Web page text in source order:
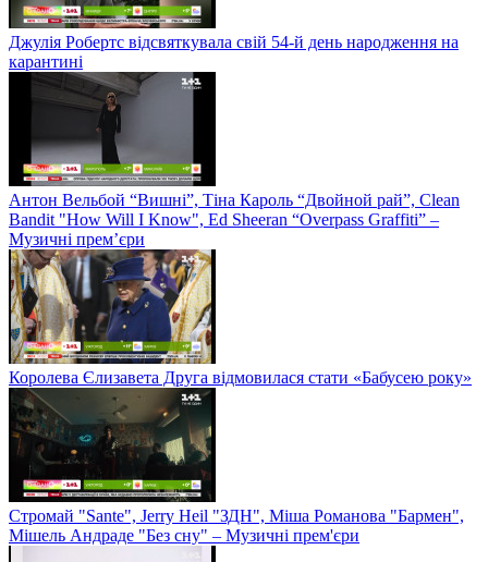
Джулія Робертс відсвяткувала свій 54-й день народження на
карантині
Антон Вельбой “Вишні”, Тіна Кароль “Двойной рай”, Clean
Bandit "How Will I Know", Ed Sheeran “Overpass Graffiti” –
Музичні прем’єри
Королева Єлизавета Друга відмовилася стати «Бабусею року»
Стромай "Sante", Jerry Heil "ЗДН", Міша Романова "Бармен",
Мішель Андраде "Без сну" – Музичні прем'єри